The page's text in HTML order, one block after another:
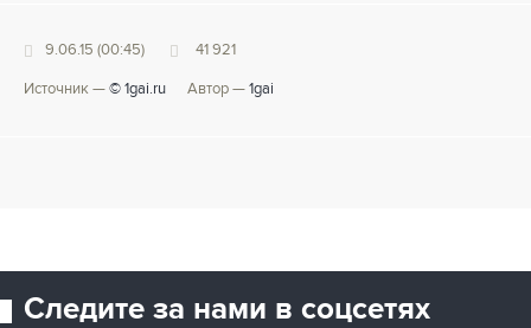
9.06.15 (00:45) 41 921
Источник — © 1gai.ru Автор — 1gai
Следите за нами в соцсетях